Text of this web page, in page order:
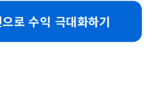
로 수익 극대화하기